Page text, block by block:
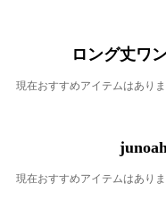
ロング丈ワ
現在おすすめアイテムはありま
現在おすすめアイテムはありま